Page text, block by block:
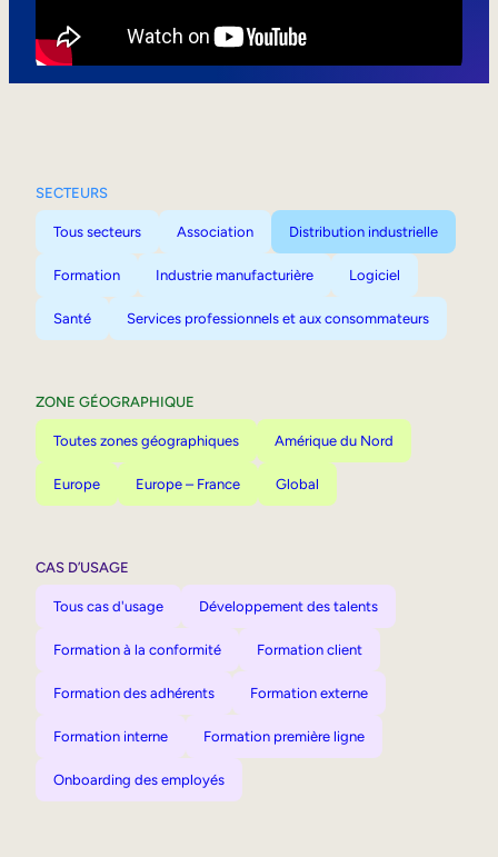
SECTEURS
Tous secteurs Association Distribution industrielle
Formation Industrie manufacturière Logiciel
Santé Services professionnels et aux consommateurs
ZONE GÉOGRAPHIQUE
Toutes zones géographiques Amérique du Nord
Europe Europe – France Global
CAS D’USAGE
Tous cas d'usage Développement des talents
Formation à la conformité Formation client
Formation des adhérents Formation externe
Formation interne Formation première ligne
Onboarding des employés